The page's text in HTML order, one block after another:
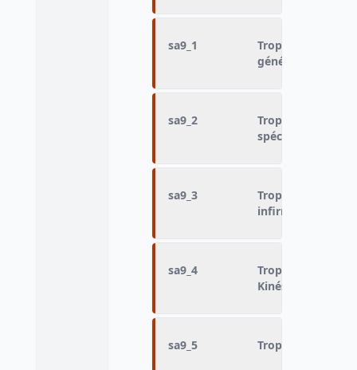
sa9_1
Trop ou pas
généralistes
sa9_2
Trop ou pas
spécialistes
sa9_3
Trop ou pas
infirmières
sa9_4
Trop ou pas
Kinésithérapeutes
sa9_5 Trop ou pas